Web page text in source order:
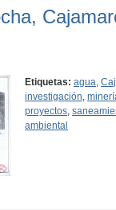
Etiquetas: agua,
investigación,
proyectos,
ambiental